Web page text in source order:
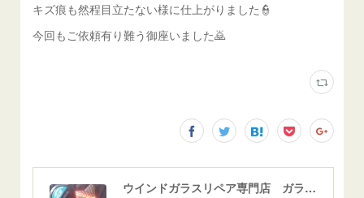
キズ痕も然程目立たない様に仕上がりました👮
今回もご依頼有り難う御座いました🙇
ウインドガラスリペア専門店 ガラスリペア・ヨシダ グラスウェルドジャパン 正規施工店 小松市